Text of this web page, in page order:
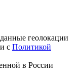
геолокации
с Политикой
в России